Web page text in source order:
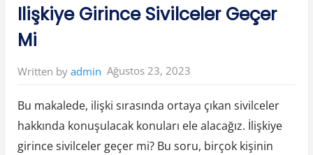
ş
k
r
m
”
in:
Ilişkiye Girince Sivilceler Geçer
Mi
Written by admin Ağustos 23, 2023
Bu makalede, ilişki sırasında ortaya çıkan sivilceler
hakkında konuşulacak konuları ele alacağız. İlişkiye
girince sivilceler geçer mi? Bu soru, birçok kişinin